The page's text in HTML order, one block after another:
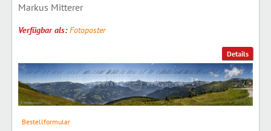
Details
Markus Mitterer
Verfügbar als:Fotoposter
Bestellformular